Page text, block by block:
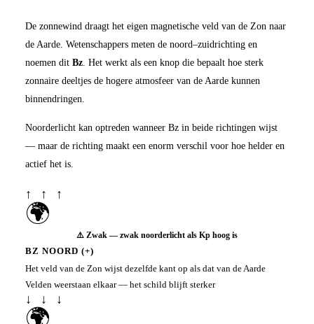
De zonnewind draagt het eigen magnetische veld van de Zon naar
de Aarde. Wetenschappers meten de noord–zuidrichting en
noemen dit Bz. Het werkt als een knop die bepaalt hoe sterk
zonnaire deeltjes de hogere atmosfeer van de Aarde kunnen
binnendringen.
Noorderlicht kan optreden wanneer Bz in beide richtingen wijst
— maar de richting maakt een enorm verschil voor hoe helder en
actief het is.
↑ ↑ ↑
🌍
⚠️ Zwak — zwak noorderlicht als Kp hoog is
BZ NOORD (+)
Het veld van de Zon wijst dezelfde kant op als dat van de Aarde
Velden weerstaan elkaar — het schild blijft sterker
↓ ↓ ↓
🌍